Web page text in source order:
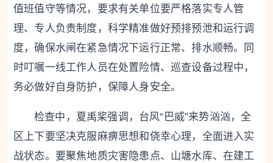
值班值守等情况，要求有关单位要严格落实专人管
理、专人负责制度，科学精准做好预排预泄和运行调
度，确保水闸在紧急情况下运行正常、排水顺畅。同
时叮嘱一线工作人员在处置险情、巡查设备过程中，
务必做好自身防护，保障人身安全。
检查中，夏禹桨强调，台风“巴威”来势汹汹，全
区上下要坚决克服麻痹思想和侥幸心理，全面进入实
战状态。要聚焦地质灾害隐患点、山塘水库、在建工